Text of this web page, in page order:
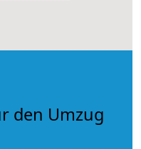
den Umzug